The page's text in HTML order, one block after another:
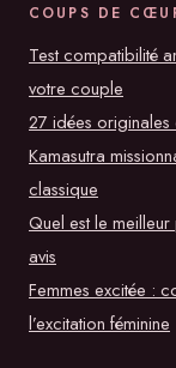
COUPS DE
Test compatibilité
votre couple
27 idées originales
Kamasutra
classique
Quel est le
avis
Femmes excitée :
l’excitation féminine